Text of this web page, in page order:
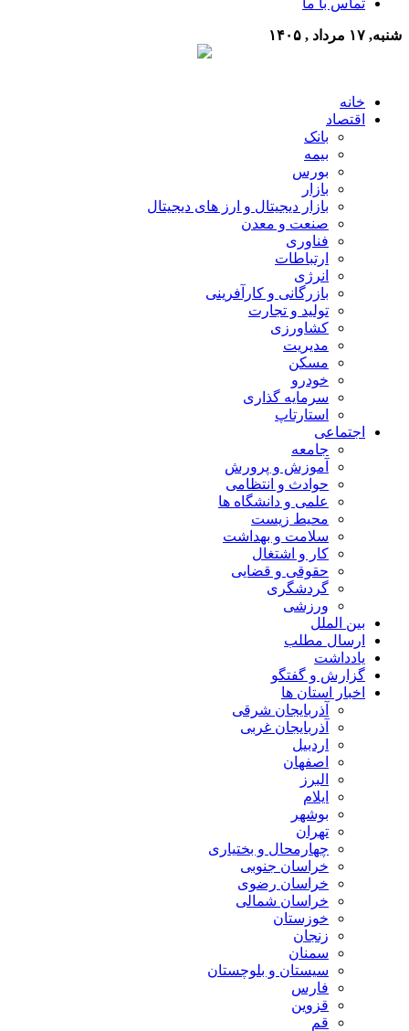
تماس با ما
شنبه, ۱۷ مرداد , ۱۴۰۵
خانه
اقتصاد
بانک
بیمه
بورس
بازار
بازار دیجیتال و ارز های دیجیتال
صنعت و معدن
فناوری
ارتباطات
انرژی
بازرگانی و کارآفرینی
تولید و تجارت
کشاورزی
مدیریت
مسکن
خودرو
سرمایه گذاری
استارتاپ
اجتماعی
جامعه
آموزش و پرورش
حوادث و انتظامی
علمی و دانشگاه ها
محیط زیست
سلامت و بهداشت
کار و اشتغال
حقوقی و قضایی
گردشگری
ورزشی
بین الملل
ارسال مطلب
یادداشت
گزارش و گفتگو
اخبار استان ها
آذربایجان شرقی
آذربایجان غربی
اردبیل
اصفهان
البرز
ایلام
بوشهر
تهران
چهارمحال و بختیاری
خراسان جنوبی
خراسان رضوی
خراسان شمالی
خوزستان
زنجان
سمنان
سیستان و بلوچستان
فارس
قزوین
قم